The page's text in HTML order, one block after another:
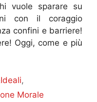
vuole sparare su
con il coraggio
confini e barriere!
Oggi, come e più
,
Morale